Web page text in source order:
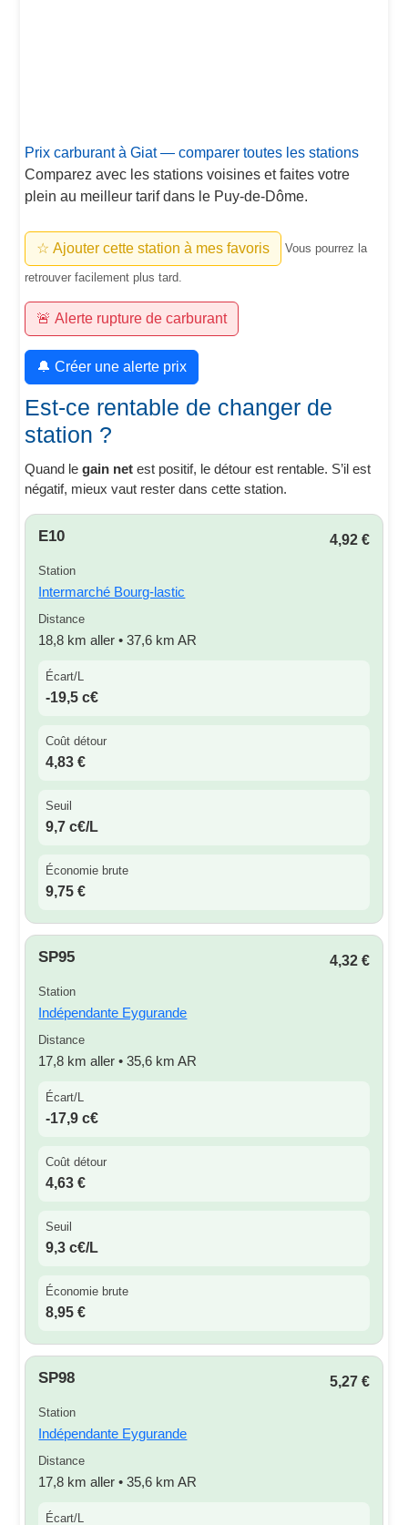
Prix carburant à Giat — comparer toutes les stations
Comparez avec les stations voisines et faites votre
plein au meilleur tarif dans le Puy-de-Dôme.
☆ Ajouter cette station à mes favoris Vous pourrez la
retrouver facilement plus tard.
🚨 Alerte rupture de carburant
🔔 Créer une alerte prix
Est-ce rentable de changer de
station ?
Quand legain net est positif, le détour est rentable. S’il est
négatif, mieux vaut rester dans cette station.
E10 4,92 €
Station
Intermarché Bourg-lastic
Distance
18,8 km aller • 37,6 km AR
Écart/L
-19,5 c€
Coût détour
4,83 €
Seuil
9,7 c€/L
Économie brute
9,75 €
SP95 4,32 €
Station
Indépendante Eygurande
Distance
17,8 km aller • 35,6 km AR
Écart/L
-17,9 c€
Coût détour
4,63 €
Seuil
9,3 c€/L
Économie brute
8,95 €
SP98 5,27 €
Station
Indépendante Eygurande
Distance
17,8 km aller • 35,6 km AR
Écart/L